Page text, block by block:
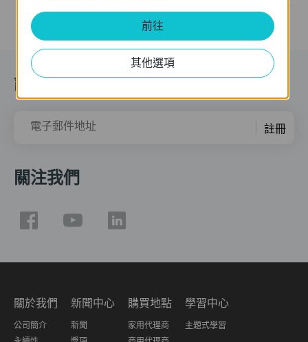
訂閱
電子郵件地址 註冊
關注我們
關於我們
公司簡介
新聞中心
新聞
購買地點
家用代理商
學習中心
主題式學習
前往
其他選項